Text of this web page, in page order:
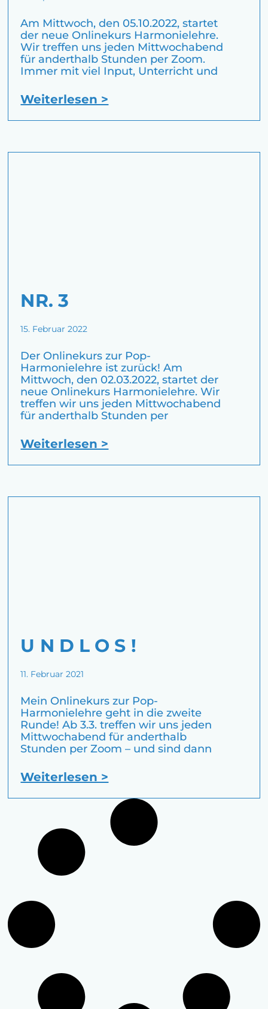
Am Mittwoch, den 05.10.2022, startet
der neue Onlinekurs Harmonielehre.
Wir treffen uns jeden Mittwochabend
für anderthalb Stunden per Zoom.
Immer mit viel Input, Unterricht und
Weiterlesen >
NR. 3
15. Februar 2022
Der Onlinekurs zur Pop-
Harmonielehre ist zurück! Am
Mittwoch, den 02.03.2022, startet der
neue Onlinekurs Harmonielehre. Wir
treffen wir uns jeden Mittwochabend
für anderthalb Stunden per
Weiterlesen >
U N D L O S !
11. Februar 2021
Mein Onlinekurs zur Pop-
Harmonielehre geht in die zweite
Runde! Ab 3.3. treffen wir uns jeden
Mittwochabend für anderthalb
Stunden per Zoom – und sind dann
Weiterlesen >